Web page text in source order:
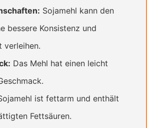
Sojamehl kann den
bessere Konsistenz und
verleihen.
Das Mehl hat einen leicht
ist fettarm und enthält
Fettsäuren.